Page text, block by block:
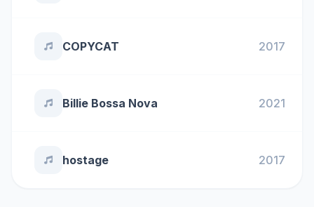
COPYCAT 2017
Billie Bossa Nova 2021
hostage 2017